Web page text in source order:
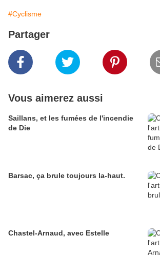
#Cyclisme
Partager
Vous aimerez aussi
Saillans, et les fumées de l'incendie
de Die
Barsac, ça brule toujours la-haut.
Chastel-Arnaud, avec Estelle